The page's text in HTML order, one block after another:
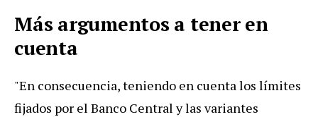
Más argumentos a tener en
cuenta
"En consecuencia, teniendo en cuenta los límites
fijados por el Banco Central y las variantes